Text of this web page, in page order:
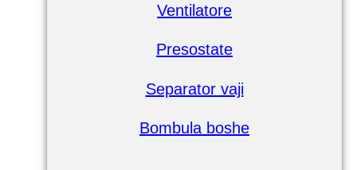
Ventilatore
Presostate
Separator vaji
Bombula boshe